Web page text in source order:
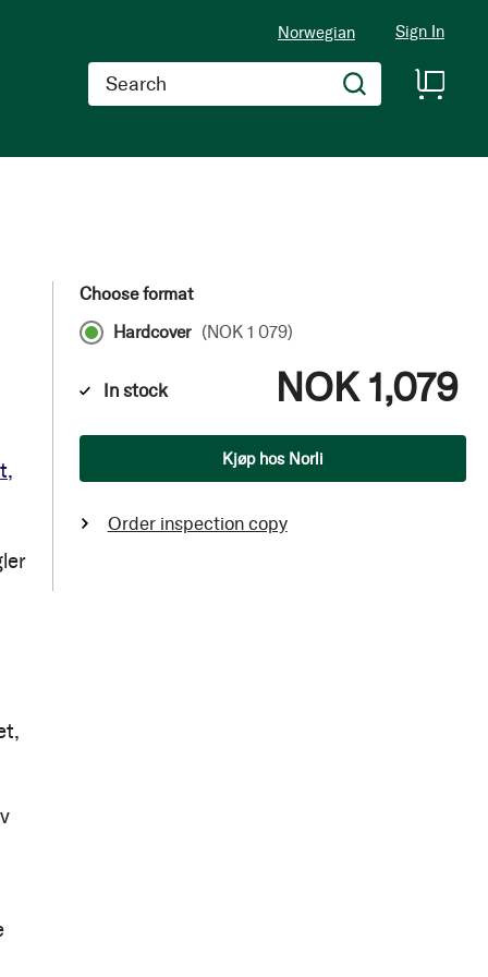
Norwegian Sign In
Search
Choose format
Hardcover (NOK 1 079)
In stock NOK 1,079
Kjøp hos Norli
Order inspection copy